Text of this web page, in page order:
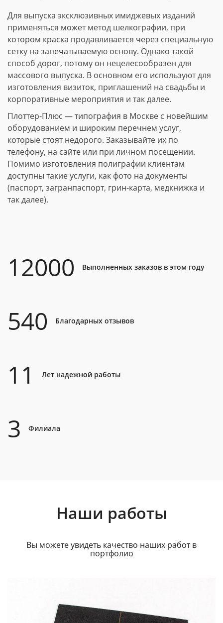
Для выпуска эксклюзивных имиджевых изданий
применяться может метод шелкографии, при
котором краска продавливается через специальную
сетку на запечатываемую основу. Однако такой
способ дорог, потому он нецелесообразен для
массового выпуска. В основном его используют для
изготовления визиток, приглашений на свадьбы и
корпоративные мероприятия и так далее.
Плоттер-Плюс — типография в Москве с новейшим
оборудованием и широким перечнем услуг,
которые стоят недорого. Заказывайте их по
телефону, на сайте или при личном посещении.
Помимо изготовления полиграфии клиентам
доступны такие услуги, как фото на документы
(паспорт, загранпаспорт, грин-карта, медкнижка и
так далее).
12000 Выполненных заказов в этом году
540 Благодарных отзывов
11 Лет надежной работы
3 Филиала
Наши работы
Вы можете увидеть качество наших работ в
портфолио